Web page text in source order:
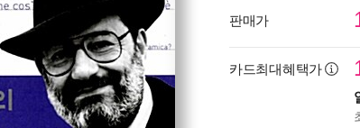
판매가
카드최대혜택가